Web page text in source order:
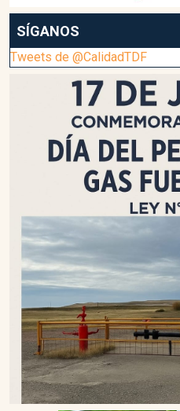
SÍGANOS
Tweets de @CalidadTDF